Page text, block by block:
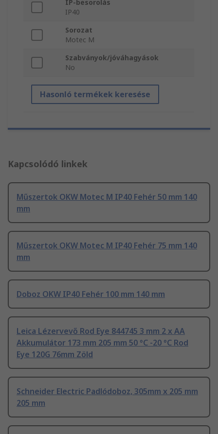
IP-besorolás
IP40
Sorozat
Motec M
Szabványok/jóváhagyások
No
Hasonló termékek keresése
Kapcsolódó linkek
Műszertok OKW Motec M IP40 Fehér 50 mm 140
mm
Műszertok OKW Motec M IP40 Fehér 75 mm 140
mm
Doboz OKW IP40 Fehér 100 mm 140 mm
Leica Lézervevő Rod Eye 844745 3 mm 2 x AA
Akkumulátor 173 mm 205 mm 50 °C -20 °C Rod
Eye 120G 76mm Zöld
Schneider Electric Padlódoboz, 305mm x 205 mm
205 mm